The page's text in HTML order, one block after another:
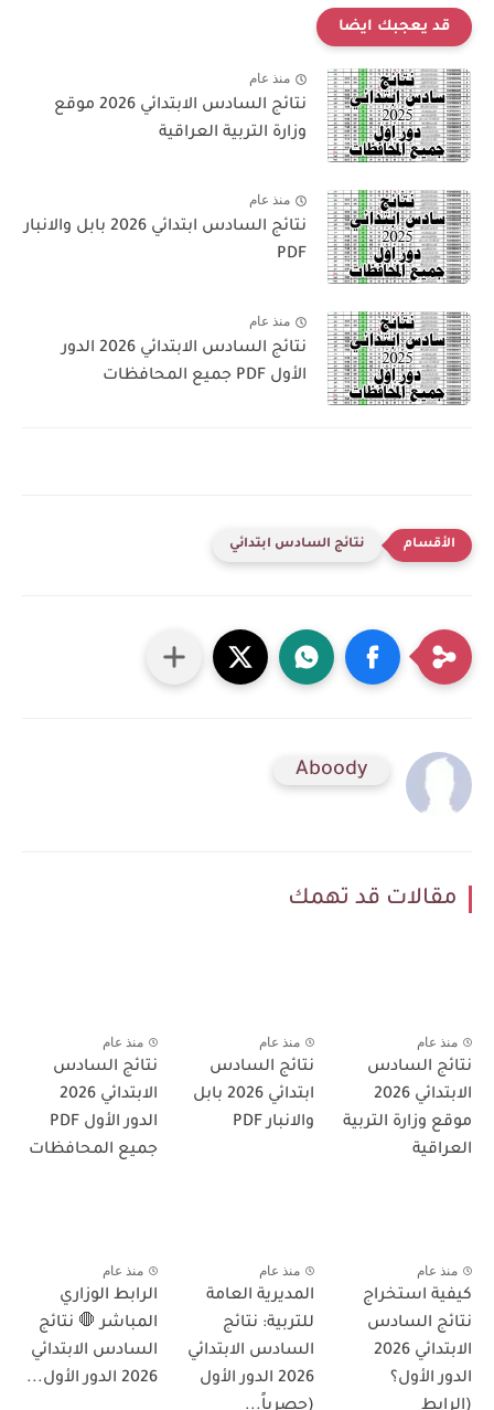
قد يعجبك ايضا
منذ عام
نتائج السادس الابتدائي 2026 موقع
وزارة التربية العراقية
منذ عام
نتائج السادس ابتدائي 2026 بابل والانبار
PDF
منذ عام
نتائج السادس الابتدائي 2026 الدور
الأول PDF جميع المحافظات
نتائج السادس ابتدائي
Aboody
مقالات قد تهمك
منذ عام
نتائج السادس
الابتدائي 2026
موقع وزارة التربية
العراقية
منذ عام
نتائج السادس
ابتدائي 2026 بابل
والانبار PDF
منذ عام
نتائج السادس
الابتدائي 2026
الدور الأول PDF
جميع المحافظات
منذ عام
كيفية استخراج
نتائج السادس
الابتدائي 2026
الدور الأول؟
(الرابط
منذ عام
المديرية العامة
للتربية: نتائج
السادس الابتدائي
2026 الدور الأول
(حصرياً...
منذ عام
الرابط الوزاري
المباشر 🛑 نتائج
السادس الابتدائي
2026 الدور الأول...